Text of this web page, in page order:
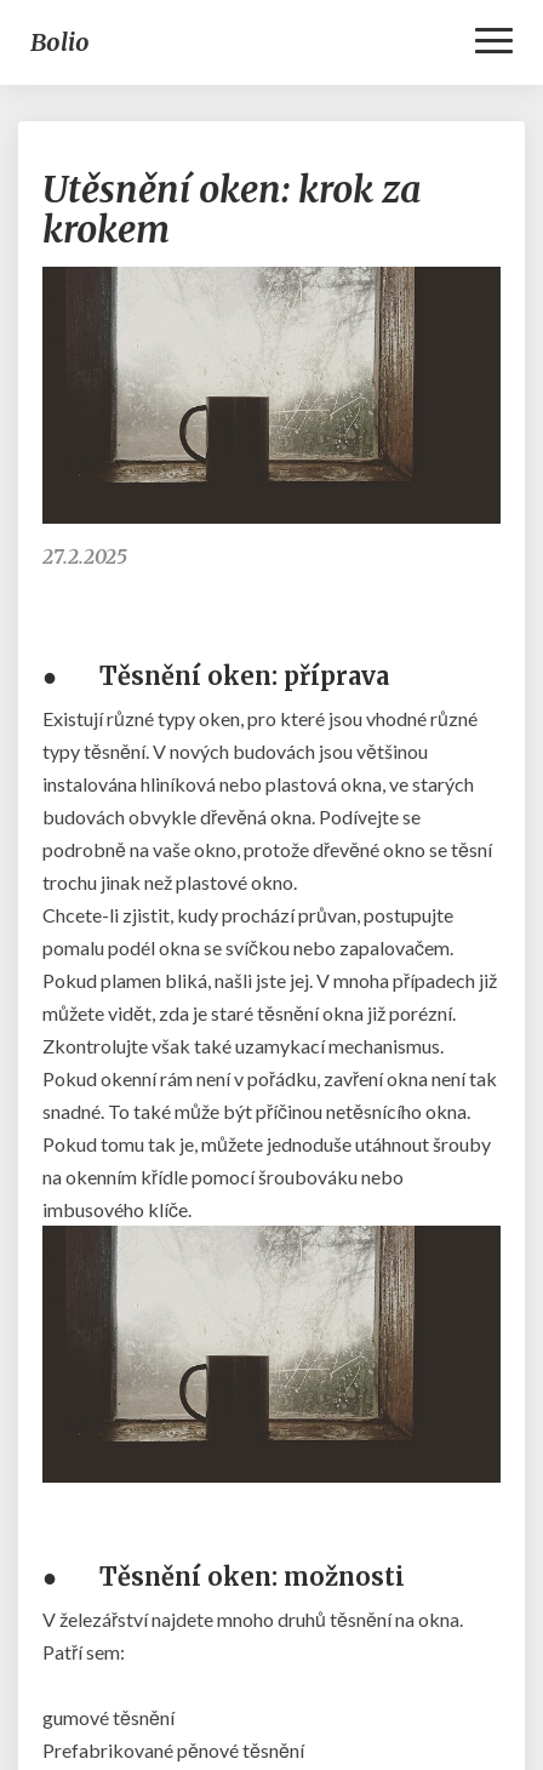
Bolio
oken:
krok
krokem
Utěsnění oken: krok za
krokem
27.2.2025
● Těsnění oken: příprava
Existují různé typy oken, pro které jsou vhodné různé
typy těsnění. V nových budovách jsou většinou
instalována hliníková nebo plastová okna, ve starých
budovách obvykle dřevěná okna. Podívejte se
podrobně na vaše okno, protože dřevěné okno se těsní
trochu jinak než plastové okno.
Chcete-li zjistit, kudy prochází průvan, postupujte
pomalu podél okna se svíčkou nebo zapalovačem.
Pokud plamen bliká, našli jste jej. V mnoha případech již
můžete vidět, zda je staré těsnění okna již porézní.
Zkontrolujte však také uzamykací mechanismus.
Pokud okenní rám není v pořádku, zavření okna není tak
snadné. To také může být příčinou netěsnícího okna.
Pokud tomu tak je, můžete jednoduše utáhnout šrouby
na okenním křídle pomocí šroubováku nebo
imbusového klíče.
● Těsnění oken: možnosti
V železářství najdete mnoho druhů těsnění na okna.
Patří sem:
gumové těsnění
Prefabrikované pěnové těsnění